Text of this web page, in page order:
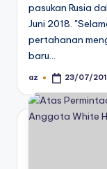
pasukan Rusia
Juni 2018.
pertahanan
baru…
Posted
az 23/07/